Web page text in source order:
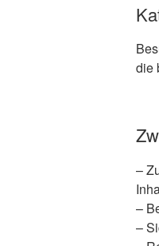
die
–
–
–